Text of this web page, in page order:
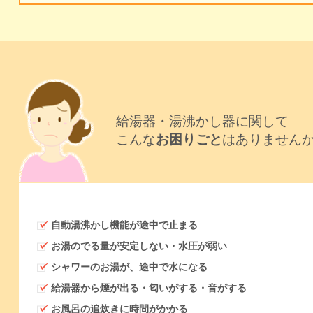
給湯器・湯沸かし器に関して
こんなお困りごとはありません
自動湯沸かし機能が途中で止まる
お湯のでる量が安定しない・水圧が弱い
シャワーのお湯が、途中で水になる
給湯器から煙が出る・匂いがする・音がする
お風呂の追炊きに時間がかかる